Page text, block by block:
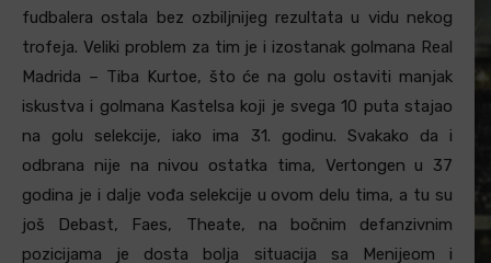
fudbalera ostala bez ozbiljnijeg rezultata u vidu nekog
trofeja. Veliki problem za tim je i izostanak golmana Real
Madrida – Tiba Kurtoe, što će na golu ostaviti manjak
iskustva i golmana Kastelsa koji je svega 10 puta stajao
na golu selekcije, iako ima 31. godinu. Svakako da i
odbrana nije na nivou ostatka tima, Vertongen u 37
godina je i dalje vođa selekcije u ovom delu tima, a tu su
još Debast, Faes, Theate, na bočnim defanzivnim
pozicijama je dosta bolja situacija sa Menijeom i